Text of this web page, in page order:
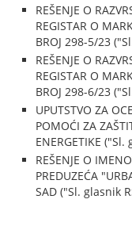
REŠENJE O
REGISTAR O
BROJ 298-5/23
REŠENJE O
REGISTAR O
BROJ 298-6/23
UPUTSTVO ZA
POMOĆI ZA
ENERGETIKE
REŠENJE O
PREDUZEĆA
SAD ("Sl. glasnik